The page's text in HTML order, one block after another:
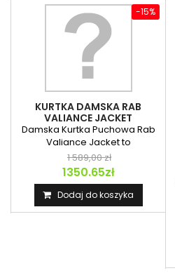
KURTKA DAMSKA RAB
VALIANCE JACKET
Damska Kurtka Puchowa Rab
Valiance Jacket to
wodoodporna izolacja...
1 589,00 zł
1350.65zł
-15%
Dodaj do koszyka